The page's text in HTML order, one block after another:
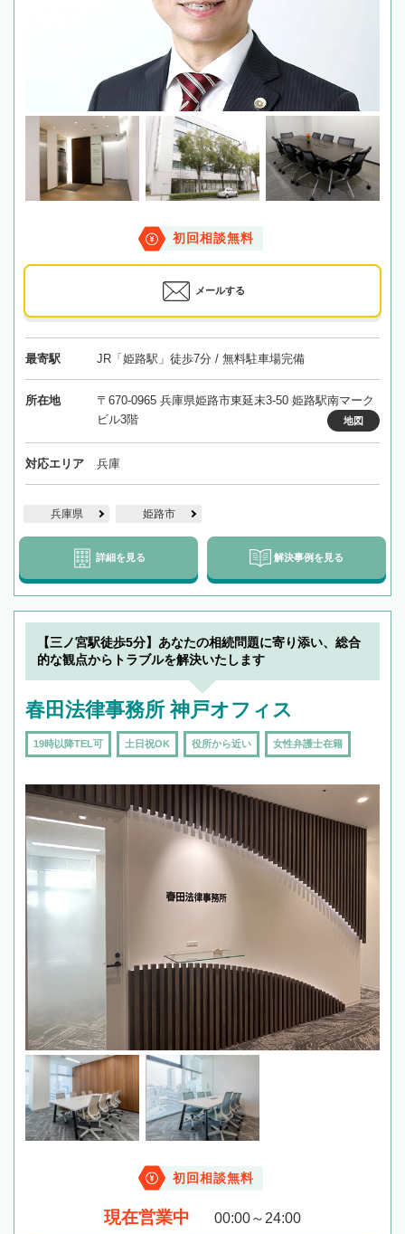
初回相談無料
メールする
最寄駅 JR「姫路駅」徒歩7分 / 無料駐車場完備
所在地
〒670-0965 兵庫県姫路市東延末3-50 姫路駅南マーク
ビル3階
地図
対応エリア 兵庫
兵庫県 姫路市
詳細を見る 解決事例を見る
【三ノ宮駅徒歩5分】あなたの相続問題に寄り添い、総合
的な観点からトラブルを解決いたします
春田法律事務所 神戸オフィス
19時以降TEL可 土日祝OK 役所から近い 女性弁護士在籍
初回相談無料
現在営業中 00:00～24:00